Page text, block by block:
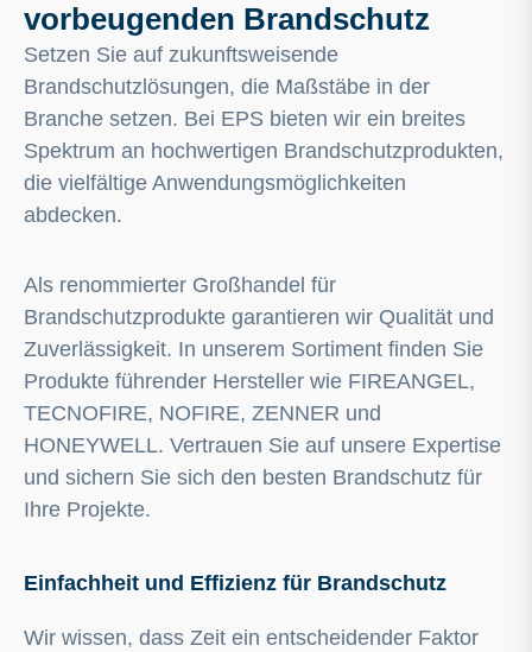
vorbeugenden Brandschutz
Setzen Sie auf zukunftsweisende
Brandschutzlösungen, die Maßstäbe in der
Branche setzen. Bei EPS bieten wir ein breites
Spektrum an hochwertigen Brandschutzprodukten,
die vielfältige Anwendungsmöglichkeiten
abdecken.
Als renommierter Großhandel für
Brandschutzprodukte garantieren wir Qualität und
Zuverlässigkeit. In unserem Sortiment finden Sie
Produkte führender Hersteller wie FIREANGEL,
TECNOFIRE, NOFIRE, ZENNER und
HONEYWELL. Vertrauen Sie auf unsere Expertise
und sichern Sie sich den besten Brandschutz für
Ihre Projekte.
Einfachheit und Effizienz für Brandschutz
Wir wissen, dass Zeit ein entscheidender Faktor